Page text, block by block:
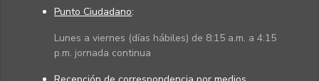
Punto Ciudadano:
Lunes a viernes (días hábiles) de 8:15 a.m. a 4:15
p.m. jornada continua